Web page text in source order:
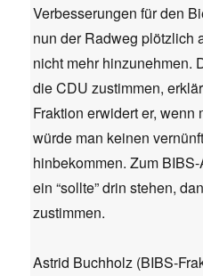
Verbesserungen für den
nun der Radweg plötzlich
nicht mehr hinzunehmen.
die CDU zustimmen,
Fraktion erwidert er,
würde man keinen
hinbekommen. Zum
ein “sollte” drin stehen,
zustimmen.
Astrid Buchholz (BIBS-